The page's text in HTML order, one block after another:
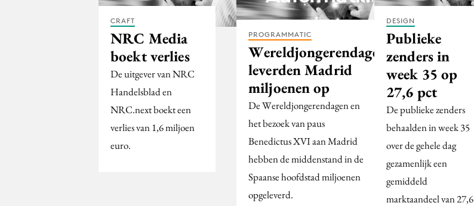
CRAFT
NRC Media
boekt verlies
De uitgever van NRC
Handelsblad en
NRC.next boekt een
verlies van 1,6 miljoen
euro.
PROGRAMMATIC
Wereldjongerendagen
leverden Madrid
miljoenen op
De Wereldjongerendagen en
het bezoek van paus
Benedictus XVI aan Madrid
hebben de middenstand in de
Spaanse hoofdstad miljoenen
opgeleverd.
DESIGN
Publieke
zenders in
week 35 op
27,6 pct
De publieke zenders
behaalden in week 35
over de gehele dag
gezamenlijk een
gemiddeld
marktaandeel van 27,6